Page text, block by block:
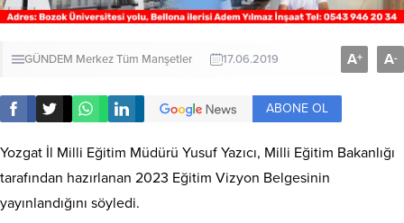
GÜNDEM MerkezTüm Manşetler 17.06.2019 A+ A-
ABONE OL
Yozgat İl Milli Eğitim Müdürü Yusuf Yazıcı, Milli Eğitim Bakanlığı
tarafından hazırlanan 2023 Eğitim Vizyon Belgesinin
yayınlandığını söyledi.